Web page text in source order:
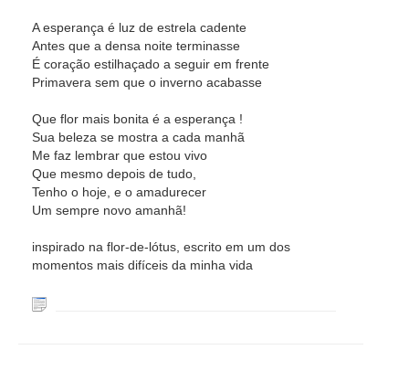
A esperança é luz de estrela cadente
Antes que a densa noite terminasse
É coração estilhaçado a seguir em frente
Primavera sem que o inverno acabasse
Que flor mais bonita é a esperança !
Sua beleza se mostra a cada manhã
Me faz lembrar que estou vivo
Que mesmo depois de tudo,
Tenho o hoje, e o amadurecer
Um sempre novo amanhã!
inspirado na flor-de-lótus, escrito em um dos
momentos mais difíceis da minha vida